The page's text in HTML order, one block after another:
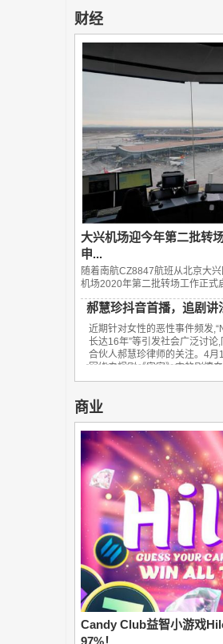
财经
大兴机场迎今年第二批转
申...
随着南航CZ8847航班从北京大
机场2020年第二批转场工作正式
郝慧珍抖音首播，追剧讲
近期针对女性的恶性事件频发
长达16年”等引发社会广泛讨
合伙人郝慧珍律师的关注。4月
围绕电视剧《安家》中的剧情
商业
Candy Club益智小游戏